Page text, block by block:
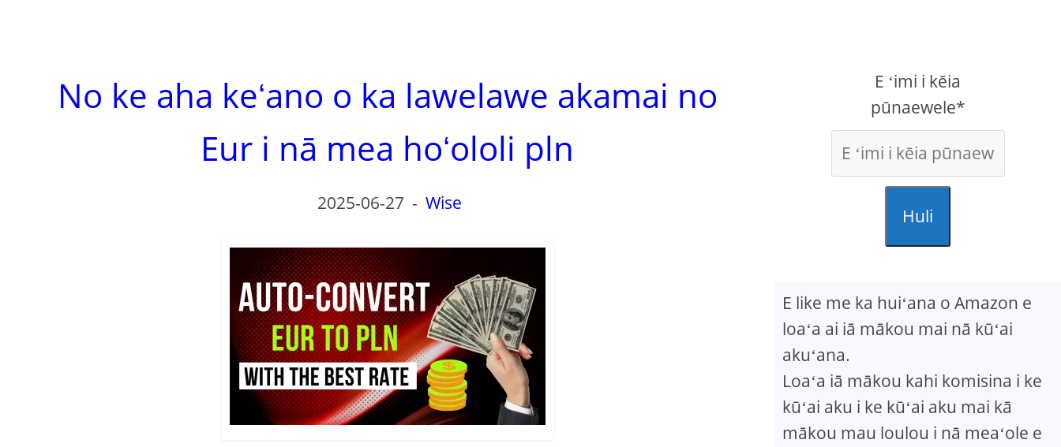
No ke aha keʻano o ka lawelawe akamai no
Eur i nā mea hoʻololi pln
2025-06-27 - Wise
E ʻimi i kēia
pūnaewele*
Huli
E like me ka huiʻana o Amazon e
loaʻa ai iā mākou mai nā kūʻai
akuʻana.
Loaʻa iā mākou kahi komisina i ke
kūʻai aku i ke kūʻai aku mai kā
mākou mau loulou i nā meaʻole e